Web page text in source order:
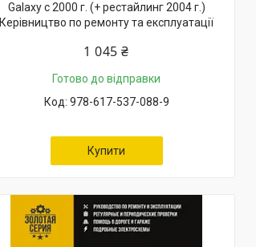
Galaxy с 2000 г. (+ рестайлинг 2004 г.)
Керівництво по ремонту та експлуатації
1 045 ₴
Готово до відправки
978-617-537-088-9
Купити